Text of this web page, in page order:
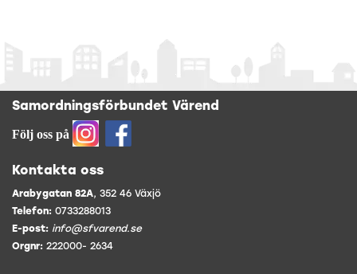
Samordningsförbundet Värend
Följ oss på
Kontakta oss
Arabygatan 82A, 352 46 Växjö
Telefon: 0733288013
E-post: info@sfvarend.se
Orgnr: 222000- 2634